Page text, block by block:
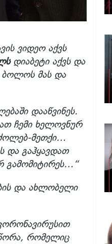
ვიდეო აქვს
დიაბეტი აქვს და
ბოლოს მას და
დააწვინეს.
ჩემი ხელოვნურ
მეთქი…
და გაჰყავდათ
გამომიტირეს…“
და ახლობელი
რომელიც